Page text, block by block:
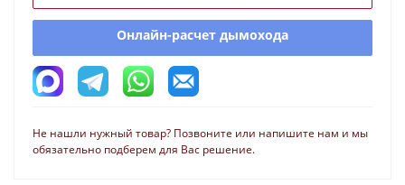
Онлайн-расчет дымохода
Не нашли нужный товар? Позвоните или напишите нам и мы
обязательно подберем для Вас решение.